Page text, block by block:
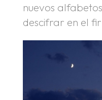
nuevos
descifrar en el